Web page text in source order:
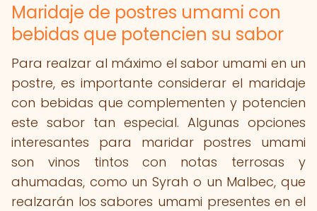
Maridaje de postres umami con
bebidas que potencien su sabor
Para realzar al máximo el sabor umami en un
postre, es importante considerar el maridaje
con bebidas que complementen y potencien
este sabor tan especial. Algunas opciones
interesantes para maridar postres umami
son vinos tintos con notas terrosas y
ahumadas, como un Syrah o un Malbec, que
realzarán los sabores umami presentes en el